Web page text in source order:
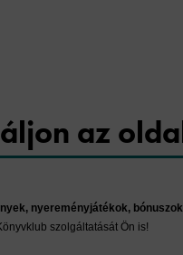
az
nyereményjátékok, bónuszok
szolgáltatását Ön is!